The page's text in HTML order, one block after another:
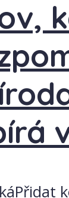
Přidat